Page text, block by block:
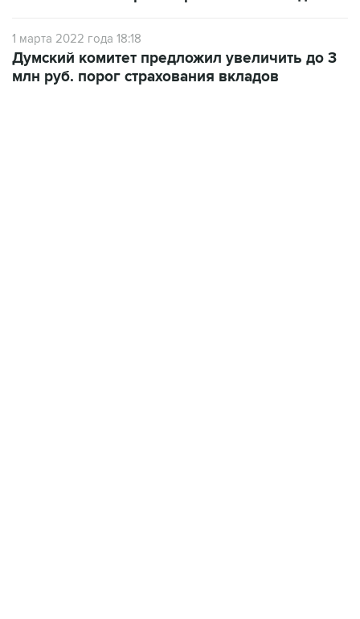
1 марта 2022 года 18:18
млн руб. порог страхования вкладов